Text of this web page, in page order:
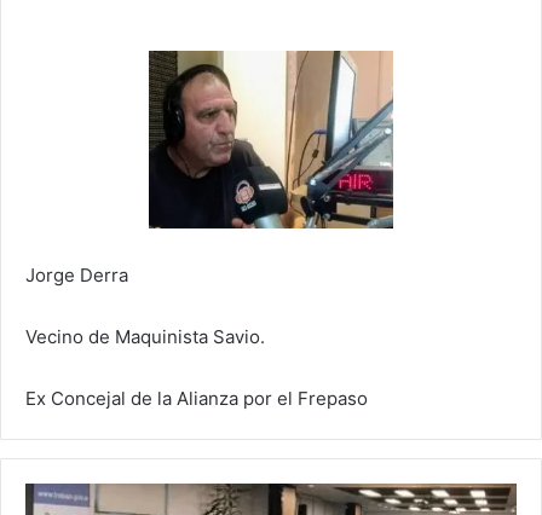
Jorge Derra
Vecino de Maquinista Savio.
Ex Concejal de la Alianza por el Frepaso